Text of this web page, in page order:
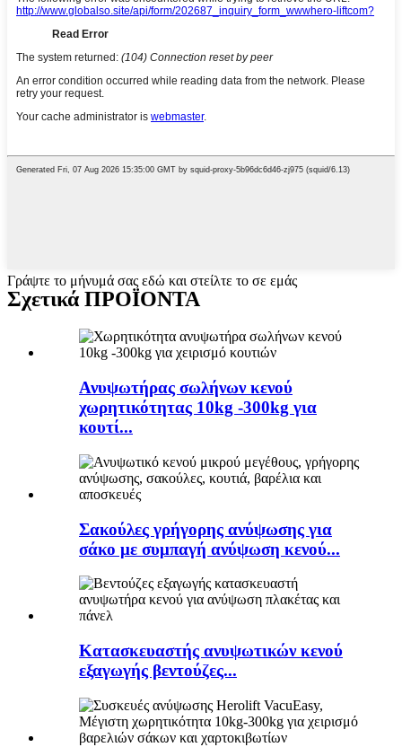
Γράψτε το μήνυμά σας εδώ και στείλτε το σε εμάς
Σχετικά ΠΡΟΪΟΝΤΑ
Ανυψωτήρας σωλήνων κενού
χωρητικότητας 10kg -300kg για
κουτί...
Σακούλες γρήγορης ανύψωσης για
σάκο με συμπαγή ανύψωση κενού...
Κατασκευαστής ανυψωτικών κενού
εξαγωγής βεντούζες...